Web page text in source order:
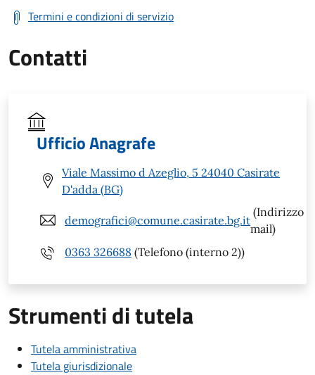
Termini e condizioni di servizio
Contatti
Ufficio Anagrafe
Viale Massimo d Azeglio, 5 24040 Casirate
D'adda (BG)
demografici@comune.casirate.bg.it
(Indirizzo
mail)
0363 326688 (Telefono (interno 2))
Strumenti di tutela
Tutela amministrativa
Tutela giurisdizionale